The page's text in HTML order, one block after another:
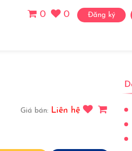
0 0 Đăng ký
Giá bán: Liên hệ